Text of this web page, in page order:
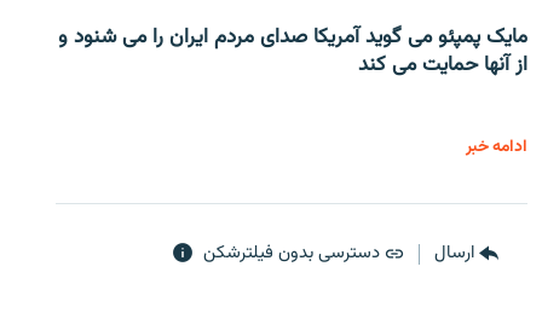
مایک پمپئو می گوید آمریکا صدای مردم ایران را می شنود و
از آنها حمایت می کند
ادامه خبر
ارسال دسترسی بدون فیلترشکن